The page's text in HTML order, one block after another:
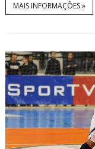
MAIS INFORMAÇÕES »